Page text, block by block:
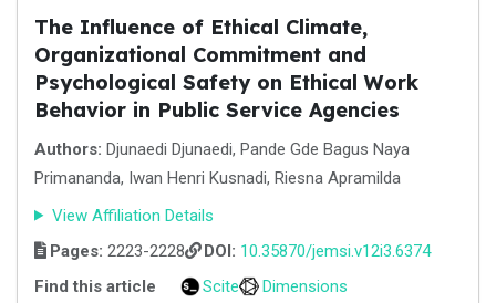
The Influence of Ethical Climate,
Organizational Commitment and
Psychological Safety on Ethical Work
Behavior in Public Service Agencies
Authors: Djunaedi Djunaedi, Pande Gde Bagus Naya
Primananda, Iwan Henri Kusnadi, Riesna Apramilda
View Affiliation Details
Pages: 2223-2228 DOI: 10.35870/jemsi.v12i3.6374
Find this article
Scite
Dimensions